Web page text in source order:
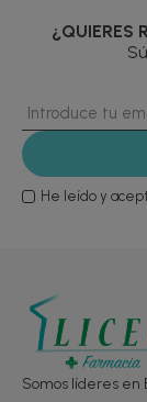
¿QUIERES
He leído y
Somos líderes en